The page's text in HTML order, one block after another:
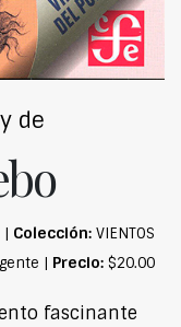
de
| Colección: VIENTOS
| Precio:$20.00
fascinante